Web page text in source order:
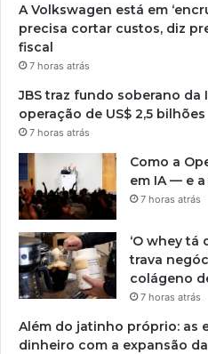
A Volkswagen está em
precisa cortar custos, diz
fiscal
7 horas atrás
JBS traz fundo soberano
operação de US$ 2,5 bilhões
7 horas atrás
Como a
em IA — e
7 horas atrás
‘O whey tá
trava
colágeno
7 horas atrás
Além do jatinho próprio: as
dinheiro com a expansão